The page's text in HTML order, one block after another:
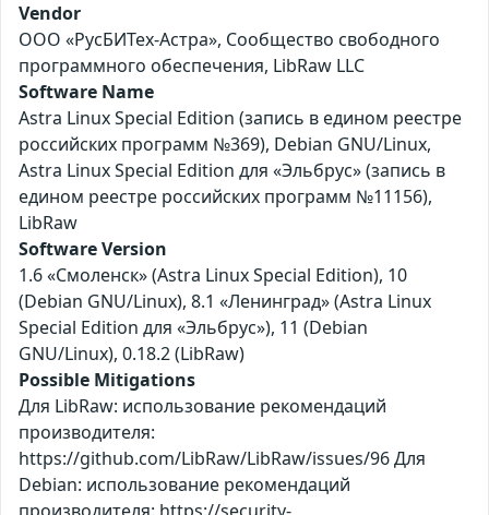
Vendor
ООО «РусБИТех-Астра», Сообщество свободного
программного обеспечения, LibRaw LLC
Software Name
Astra Linux Special Edition (запись в едином реестре
российских программ №369), Debian GNU/Linux,
Astra Linux Special Edition для «Эльбрус» (запись в
едином реестре российских программ №11156),
LibRaw
Software Version
1.6 «Смоленск» (Astra Linux Special Edition), 10
(Debian GNU/Linux), 8.1 «Ленинград» (Astra Linux
Special Edition для «Эльбрус»), 11 (Debian
GNU/Linux), 0.18.2 (LibRaw)
Possible Mitigations
Для LibRaw: использование рекомендаций
производителя:
https://github.com/LibRaw/LibRaw/issues/96 Для
Debian: использование рекомендаций